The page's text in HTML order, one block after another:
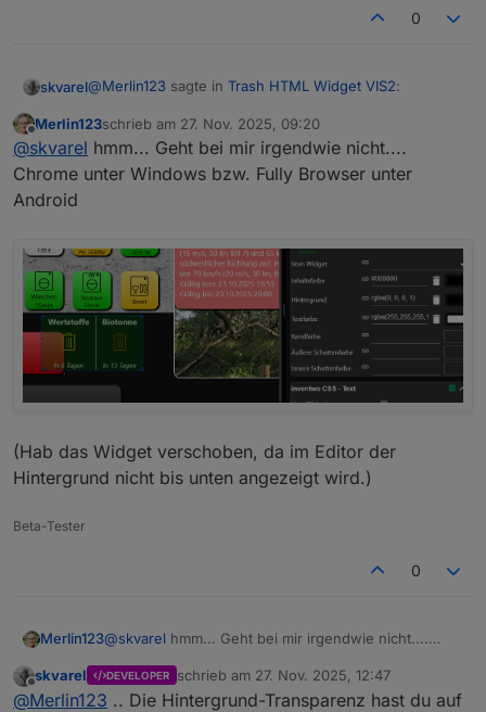
0
skvarel@Merlin123 sagte in Trash HTML Widget VIS2:
@skvarel
Kann ich eigentlich die Textfarbe und die
Hintergrundfarbe ändern? Im Widget bringt eine
Hintergrund- und Textfarbe klappt im Widget:
Wichtig, die Transparenz muss natürlich auf '1' stehen
Offline
Merlin123schrieb am 27. Nov. 2025, 09:20
zuletzt editiert von
@skvarel hmm... Geht bei mir irgendwie nicht....
Chrome unter Windows bzw. Fully Browser unter
Android
(Hab das Widget verschoben, da im Editor der
Hintergrund nicht bis unten angezeigt wird.)
Beta-Tester
0
Merlin123@skvarel hmm... Geht bei mir irgendwie nicht....
Android
Offline
skvarel DEVELOPER schrieb am 27. Nov. 2025, 12:47
zuletzt editiert von
@Merlin123 .. Die Hintergrund-Transparenz hast du auf